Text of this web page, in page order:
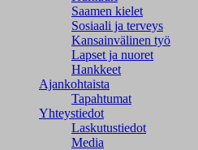
Saamen kielet
Sosiaali ja terveys
Kansainvälinen työ
Lapset ja nuoret
Hankkeet
Ajankohtaista
Tapahtumat
Yhteystiedot
Laskutustiedot
Media